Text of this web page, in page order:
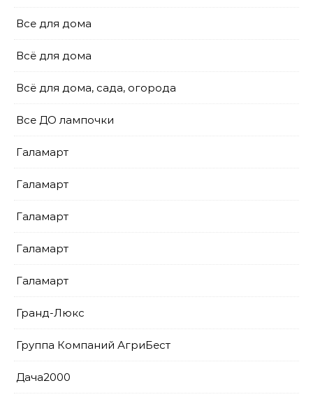
Все для дома
Всё для дома
Всё для дома, сада, огорода
Все ДО лампочки
Галамарт
Галамарт
Галамарт
Галамарт
Галамарт
Гранд-Люкс
Группа Компаний АгриБест
Дача2000